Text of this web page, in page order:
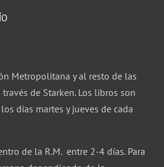
Metropolitana y al resto de las
de Starken. Los libros son
días martes y jueves de cada
de la R.M. entre 2-4 días. Para